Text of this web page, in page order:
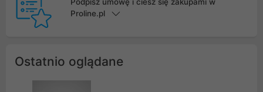
Proline.pl
Ostatnio oglądane